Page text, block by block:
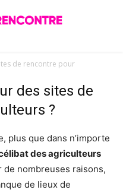
de rencontre pour
des sites de
?
plus que dans n’importe
des agriculteurs
nombreuses raisons,
de lieux de